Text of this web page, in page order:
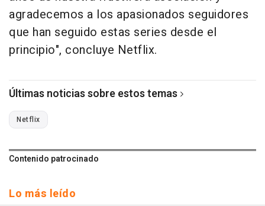
agradecemos a los apasionados seguidores
que han seguido estas series desde el
principio", concluye Netflix.
Últimas noticias sobre estos temas
Netflix
Contenido patrocinado
Lo más leído